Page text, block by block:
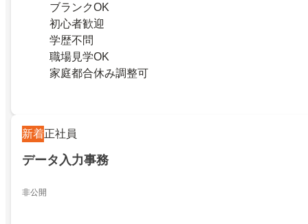
ブランクOK
初心者歓迎
学歴不問
職場見学OK
家庭都合休み調整可
新着正社員
データ入力事務
非公開